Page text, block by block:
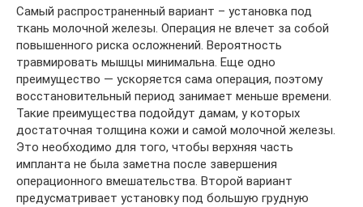
Самый распространенный вариант – установка под
ткань молочной железы. Операция не влечет за собой
повышенного риска осложнений. Вероятность
травмировать мышцы минимальна. Еще одно
преимущество — ускоряется сама операция, поэтому
восстановительный период занимает меньше времени.
Такие преимущества подойдут дамам, у которых
достаточная толщина кожи и самой молочной железы.
Это необходимо для того, чтобы верхняя часть
импланта не была заметна после завершения
операционного вмешательства. Второй вариант
предусматривает установку под большую грудную